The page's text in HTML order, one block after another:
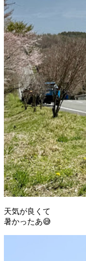
天気が良くて
暑かったあ😅